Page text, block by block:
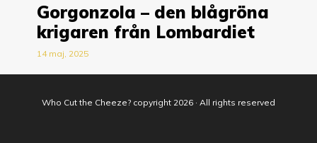
Gorgonzola – den blågröna
krigaren från Lombardiet
14 maj, 2025
Who Cut the Cheeze? copyright 2026 · All rights reserved